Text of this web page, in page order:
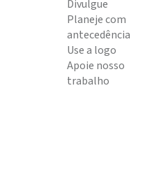
Divulgue
Planeje com
antecedência
Use a logo
Apoie nosso
trabalho